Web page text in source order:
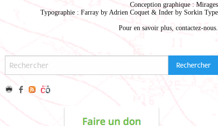
Conception graphique : Mirages
Typographie : Farray by Adrien Coquet & Inder by Sorkin Type
Pour en savoir plus, contactez-nous